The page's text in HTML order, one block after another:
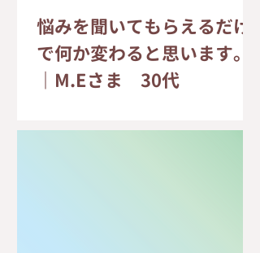
悩みを聞いてもらえるだけ
で何か変わると思います。
｜M.Eさま 30代